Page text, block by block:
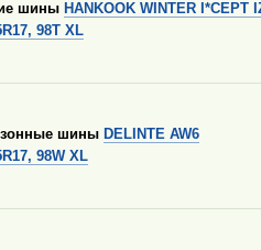
шины HANKOOK WINTER I*CEPT
98T XL
шины DELINTE AW6
98W XL